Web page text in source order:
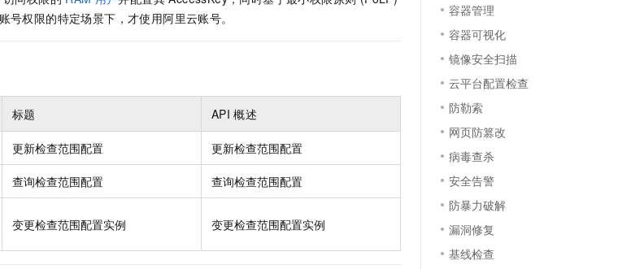
权限的特定场景下，才使用阿里云账号。
标题 API 概述
更新检查范围配置 更新检查范围配置
查询检查范围配置 查询检查范围配置
变更检查范围配置实例 变更检查范围配置实例
容器管理
容器可视化
镜像安全扫描
云平台配置检查
防勒索
网页防篡改
病毒查杀
安全告警
防暴力破解
漏洞修复
基线检查
即刻拥有 DeepSeek-R1 满血版
多种方案随心选，轻松解锁专属 DeepSeek
超强辅助，Bolt.diy 一步搞定创意建站
通过自然语言交互简化开发流程,全栈开发支持
与 AI 智能体进行实时音视频通话
构建大模型应用的安全防护体系
建站系统
数据标注